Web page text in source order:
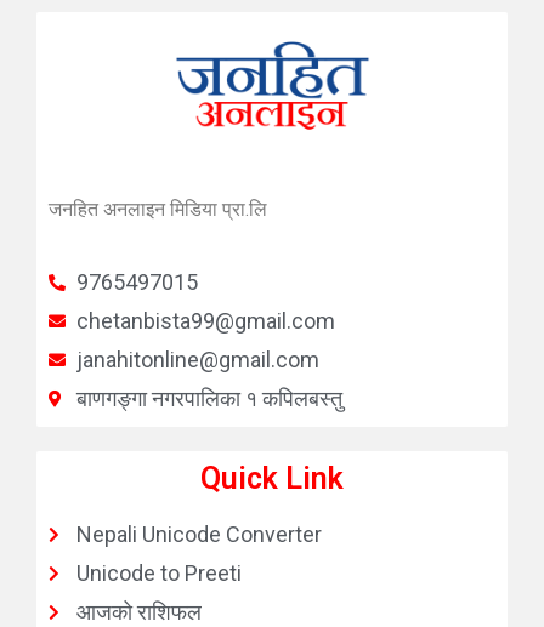
जनहित अनलाइन मिडिया प्रा.लि
9765497015
chetanbista99@gmail.com
janahitonline@gmail.com
बाणगङ्गा नगरपालिका १ कपिलबस्तु
Quick Link
Nepali Unicode Converter
Unicode to Preeti
आजको राशिफल